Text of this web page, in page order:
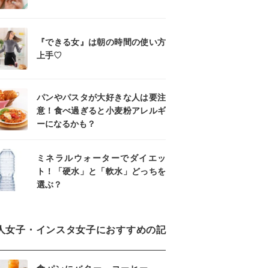
『できる女』は朝の時間の使い方
上手♡
パンやパスタが大好きな人は要注
意！食べ過ぎると小麦粉アレルギ
ーになるかも？
ミネラルウォーターでダイエッ
ト！「硬水」と「軟水」どっちを
選ぶ？
女子・インスタ女子におすすめの記